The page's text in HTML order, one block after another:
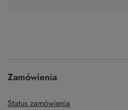
Zamówienia
Status zamówienia